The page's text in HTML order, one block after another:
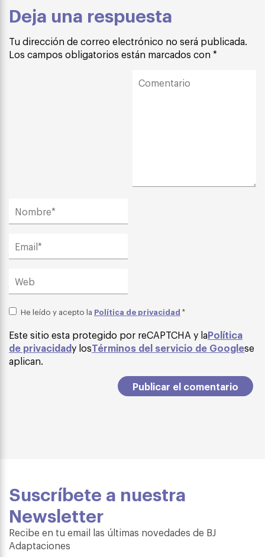
Deja una respuesta
Tu dirección de correo electrónico no será publicada.
Los campos obligatorios están marcados con *
He leído y acepto la Política de privacidad *
Este sitio esta protegido por reCAPTCHA y laPolítica
de privacidady losTérminos del servicio de Googlese
aplican.
Suscríbete a nuestra
Newsletter
Recibe en tu email las últimas novedades de BJ
Adaptaciones